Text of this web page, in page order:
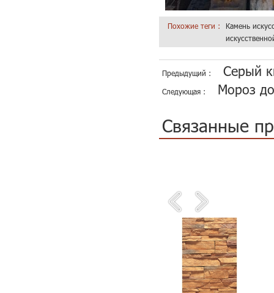
Похожие теги :
Камень
Предыдущий : Серый
Следующая : Мороз
Связанные